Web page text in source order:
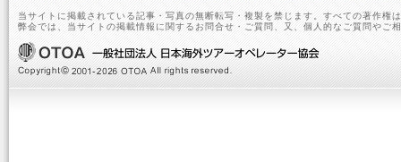
当サイトに掲載されている記事・写真の無断転写・複製を禁じます。すべての著作権
弊会では、当サイトの掲載情報に関するお問合せ・ご質問、又、個人的なご質問やご